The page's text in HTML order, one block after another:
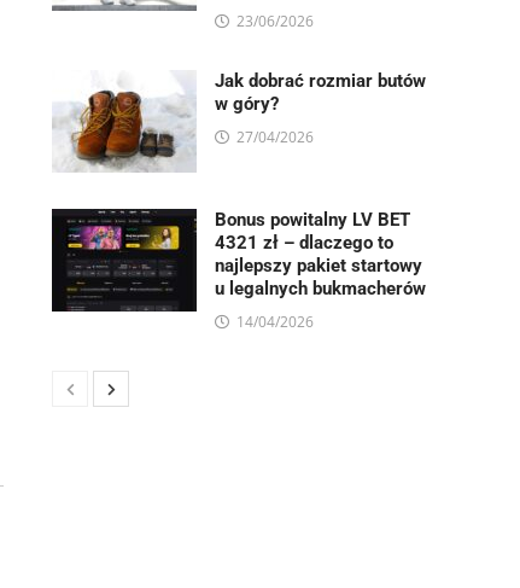
23/06/2026
Jak dobrać rozmiar butów
w góry?
27/04/2026
Bonus powitalny LV BET
4321 zł – dlaczego to
najlepszy pakiet startowy
u legalnych bukmacherów
14/04/2026